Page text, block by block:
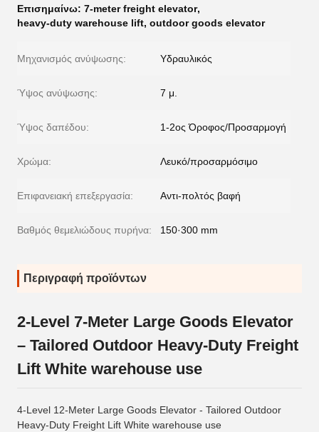
Επισημαίνω: 7-meter freight elevator,
heavy-duty warehouse lift, outdoor goods elevator
Μηχανισμός ανύψωσης: Υδραυλικός
Ύψος ανύψωσης: 7 μ.
Ύψος δαπέδου: 1-2ος Όροφος/Προσαρμογή
Χρώμα: Λευκό/προσαρμόσιμο
Επιφανειακή επεξεργασία: Αντι-πολτός βαφή
Βαθμός θεμελιώδους πυρήνα: 150·300 mm
Περιγραφή προϊόντων
2-Level 7-Meter Large Goods Elevator
– Tailored Outdoor Heavy-Duty Freight
Lift White warehouse use
4-Level 12-Meter Large Goods Elevator - Tailored Outdoor
Heavy-Duty Freight Lift White warehouse use